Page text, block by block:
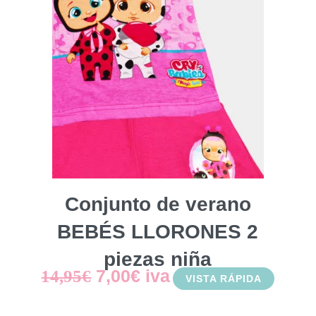
Conjunto de verano
BEBÉS LLORONES 2
piezas niña
14,95€ El
7,00€El
iva VISTA RÁPIDA